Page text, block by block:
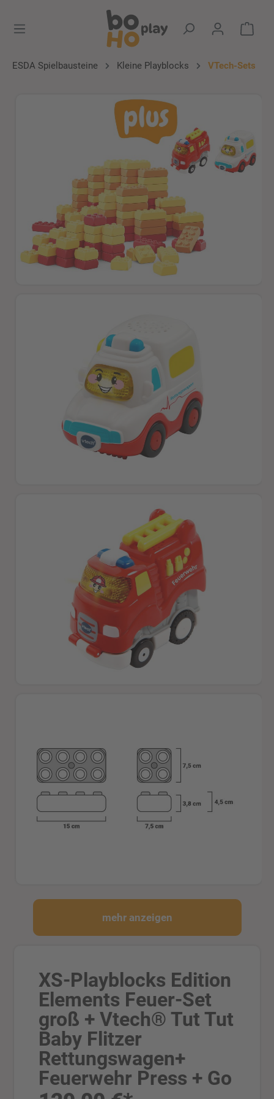
ESDA Spielbausteine Kleine Playblocks VTech-Sets
mehr anzeigen
XS-Playblocks Edition
Elements Feuer-Set
groß + Vtech® Tut Tut
Baby Flitzer
Rettungswagen+
Feuerwehr Press + Go